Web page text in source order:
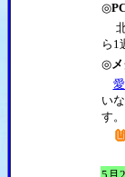
◎
北
ら1
◎
い
す。